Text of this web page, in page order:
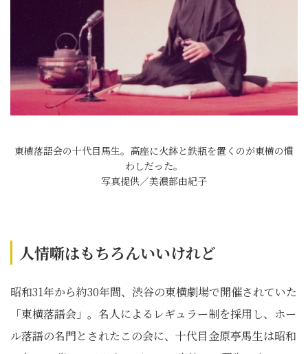
東横落語会の十代目馬生。高座に火鉢と鉄瓶を置くのが東横の慣
わしだった。
写真提供／美濃部由紀子
人情噺はもちろんいいけれど
昭和31年から約30年間、渋谷の東横劇場で開催されていた
「東横落語会」。名人によるレギュラー制を採用し、ホー
ル落語の名門とされたこの会に、十代目金原亭馬生は昭和